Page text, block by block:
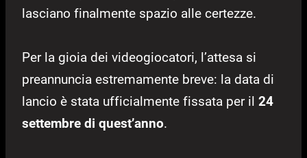
lasciano finalmente spazio alle certezze.
Per la gioia dei videogiocatori, l’attesa si
preannuncia estremamente breve: la data di
lancio è stata ufficialmente fissata per il 24
settembre di quest’anno.